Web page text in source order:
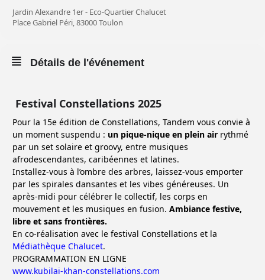
Jardin Alexandre 1er - Eco-Quartier Chalucet
Place Gabriel Péri, 83000 Toulon
Détails de l'événement
Festival Constellations 2025
Pour la 15e édition de Constellations, Tandem vous convie à
un moment suspendu : un pique-nique en plein air rythmé
par un set solaire et groovy, entre musiques
afrodescendantes, caribéennes et latines.
Installez-vous à l’ombre des arbres, laissez-vous emporter
par les spirales dansantes et les vibes généreuses. Un
après-midi pour célébrer le collectif, les corps en
mouvement et les musiques en fusion. Ambiance festive,
libre et sans frontières.
En co-réalisation avec le festival Constellations et la
Médiathèque Chalucet.
PROGRAMMATION EN LIGNE
www.kubilai-khan-constellations.com